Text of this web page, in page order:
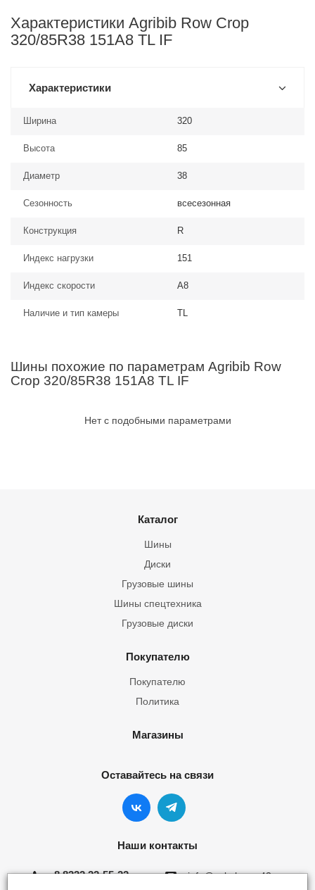
Характеристики Agribib Row Crop
320/85R38 151A8 TL IF
Характеристики
Ширина 320
Высота 85
Диаметр 38
Сезонность всесезонная
Конструкция R
Индекс нагрузки 151
Индекс скорости A8
Наличие и тип камеры TL
Шины похожие по параметрам Agribib Row
Crop 320/85R38 151A8 TL IF
Нет с подобными параметрами
Каталог
Шины
Грузовые шины
Шины спецтехника
Диски
Грузовые диски
Покупателю
Покупателю
Политика
Магазины
Оставайтесь на связи
Наши контакты
8 8332 22-55-22 info@yokohama43.ru